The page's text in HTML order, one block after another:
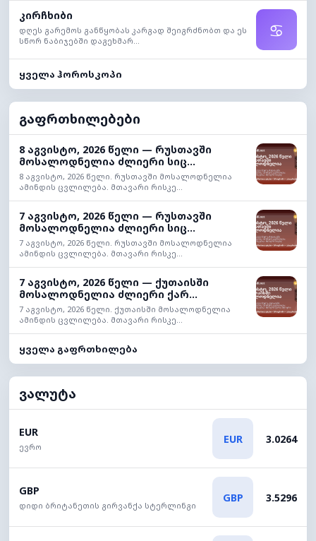
კირჩხიბი
დღეს გარემოს განწყობას კარგად შეიგრძნობთ და ეს
სწორ ნაბიჯებში დაგეხმარ...
♋
ყველა ჰოროსკოპი
გაფრთხილებები
8 აგვისტო, 2026 წელი — რუსთავში
მოსალოდნელია ძლიერი სიც...
8 აგვისტო, 2026 წელი. რუსთავში მოსალოდნელია
ამინდის ცვლილება. მთავარი რისკე...
7 აგვისტო, 2026 წელი — რუსთავში
მოსალოდნელია ძლიერი სიც...
7 აგვისტო, 2026 წელი. რუსთავში მოსალოდნელია
ამინდის ცვლილება. მთავარი რისკე...
7 აგვისტო, 2026 წელი — ქუთაისში
მოსალოდნელია ძლიერი ქარ...
7 აგვისტო, 2026 წელი. ქუთაისში მოსალოდნელია
ამინდის ცვლილება. მთავარი რისკე...
ყველა გაფრთხილება
ვალუტა
EUR
ევრო
EUR 3.0264
GBP
დიდი ბრიტანეთის გირვანქა სტერლინგი
GBP 3.5296